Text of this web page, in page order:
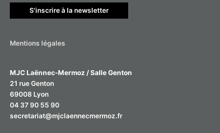
h
e
S'inscrire à la newsletter
Mentions légales
MJC Laënnec-Mermoz / Salle Genton
21 rue Genton
69008 Lyon
04 37 90 55 90
secretariat@mjclaennecmermoz.fr